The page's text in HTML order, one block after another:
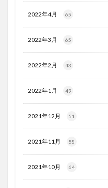
2022年4月 65
2022年3月 65
2022年2月 43
2022年1月 49
2021年12月 51
2021年11月 58
2021年10月 64